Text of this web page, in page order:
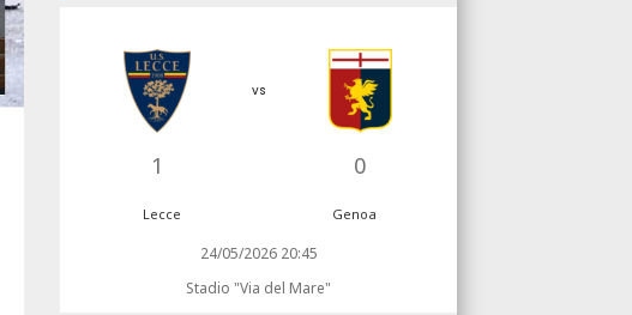
1
vs
0
Lecce Genoa
24/05/2026 20:45
Stadio "Via del Mare"